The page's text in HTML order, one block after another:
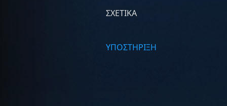
ΣΧΕΤΙΚΆ
ΥΠΟΣΤΗΡΙΞΗ